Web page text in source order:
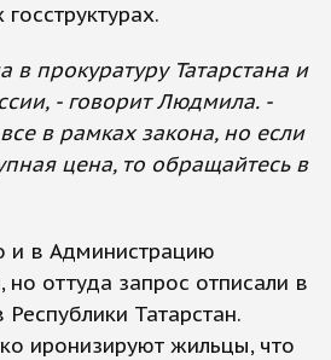
прокуратуру Татарстана и
- говорит Людмила. -
в рамках закона, но если
цена, то обращайтесь в
и в Администрацию
но оттуда запрос отписали в
Татарстан.
иронизируют жильцы, что